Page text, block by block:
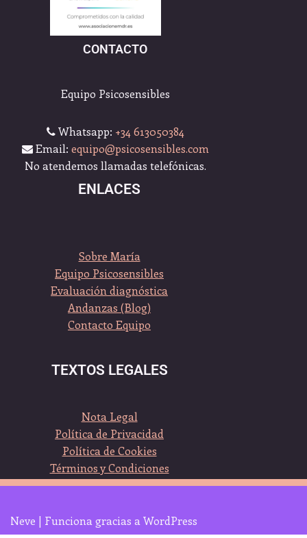
CONTACTO
Equipo Psicosensibles
Whatsapp: +34 613050384
Email: equipo@psicosensibles.com
No atendemos llamadas telefónicas.
ENLACES
Sobre María
Equipo Psicosensibles
Evaluación diagnóstica
Andanzas (Blog)
Contacto Equipo
TEXTOS LEGALES
Nota Legal
Política de Privacidad
Política de Cookies
Términos y Condiciones
Neve | Funciona gracias a WordPress